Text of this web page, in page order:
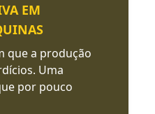
EM
que a produção
Uma
por pouco